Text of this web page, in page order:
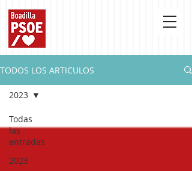
TODOS LOS ARTICULOS
Todas
las
entradas
2023
2023